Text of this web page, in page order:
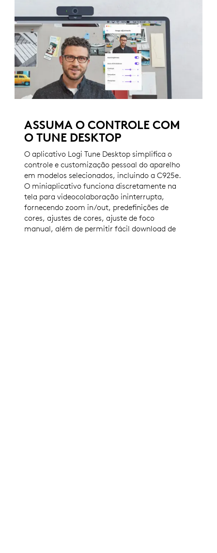
ASSUMA O CONTROLE COM
O TUNE DESKTOP
O aplicativo Logi Tune Desktop simplifica o
controle e customização pessoal do aparelho
em modelos selecionados, incluindo a C925e.
O miniaplicativo funciona discretamente na
tela para videocolaboração ininterrupta,
fornecendo zoom in/out, predefinições de
cores, ajustes de cores, ajuste de foco
manual, além de permitir fácil download de